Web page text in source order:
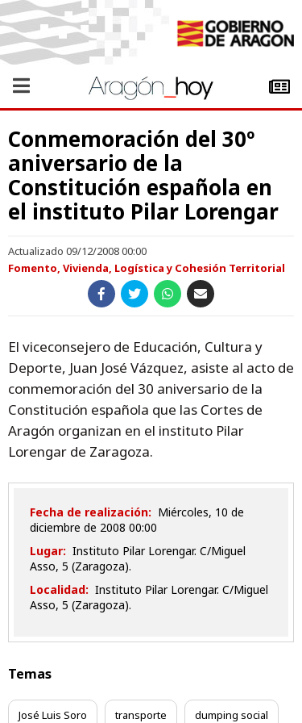
Conmemoración del 30º
aniversario de la
Constitución española en
el instituto Pilar Lorengar
Actualizado 09/12/2008 00:00
Fomento, Vivienda, Logística y Cohesión Territorial
El viceconsejero de Educación, Cultura y
Deporte, Juan José Vázquez, asiste al acto de
conmemoración del 30 aniversario de la
Constitución española que las Cortes de
Aragón organizan en el instituto Pilar
Lorengar de Zaragoza.
Fecha de realización: miércoles, 10 de
diciembre de 2008 00:00
Lugar: Instituto Pilar Lorengar. C/Miguel
Asso, 5 (Zaragoza).
Localidad: Instituto Pilar Lorengar. C/Miguel
Asso, 5 (Zaragoza).
Temas
José Luis Soro transporte dumping social